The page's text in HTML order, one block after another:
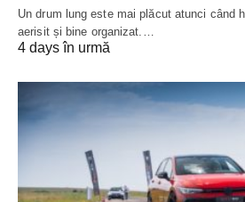
Un drum lung este mai plăcut atunci când
aerisit și bine organizat.…
4 days în urmă